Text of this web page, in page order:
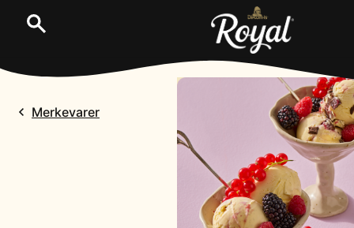
Merkevarer